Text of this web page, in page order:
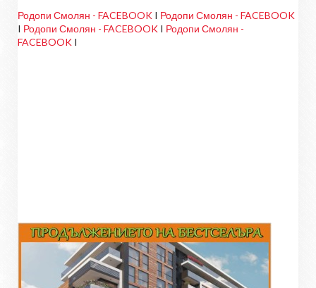
Родопи Смолян - FACEBOOK I Родопи Смолян - FACEBOOK
I Родопи Смолян - FACEBOOK I Родопи Смолян -
FACEBOOK I